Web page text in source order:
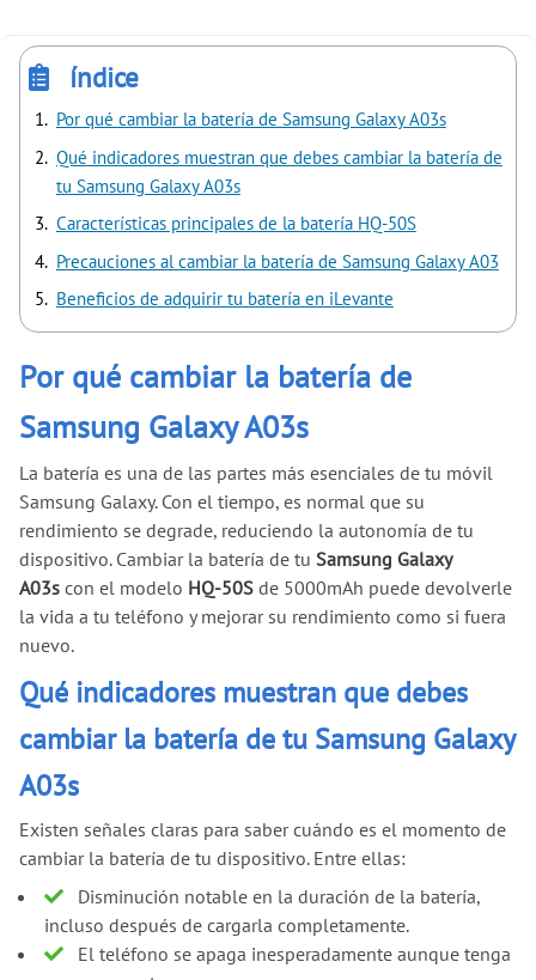
índice
Por qué cambiar la batería de Samsung Galaxy A03s
Qué indicadores muestran que debes cambiar la batería de
tu Samsung Galaxy A03s
Características principales de la batería HQ-50S
Precauciones al cambiar la batería de Samsung Galaxy A03
Beneficios de adquirir tu batería en iLevante
Por qué cambiar la batería de
Samsung Galaxy A03s
La batería es una de las partes más esenciales de tu móvil
Samsung Galaxy. Con el tiempo, es normal que su
rendimiento se degrade, reduciendo la autonomía de tu
dispositivo. Cambiar la batería de tu Samsung Galaxy
A03s con el modelo HQ-50S de 5000mAh puede devolverle
la vida a tu teléfono y mejorar su rendimiento como si fuera
nuevo.
Qué indicadores muestran que debes
cambiar la batería de tu Samsung Galaxy
A03s
Existen señales claras para saber cuándo es el momento de
cambiar la batería de tu dispositivo. Entre ellas:
Disminución notable en la duración de la batería,
incluso después de cargarla completamente.
El teléfono se apaga inesperadamente aunque tenga